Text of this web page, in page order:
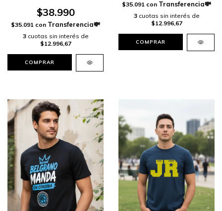
$38.990
$35.091 con
3 cuotas sin interés de
$12.996,67
COMPRAR
$35.091 con
3 cuotas sin interés de
$12.996,67
COMPRAR